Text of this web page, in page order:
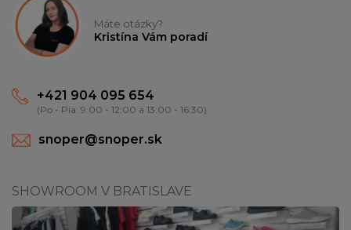
Máte otázky?
Kristína Vám poradí
+421 904 095 654
(Po - Pia: 9:00 - 12:00 a 13:00 - 16:30)
snoper@snoper.sk
SHOWROOM V BRATISLAVE